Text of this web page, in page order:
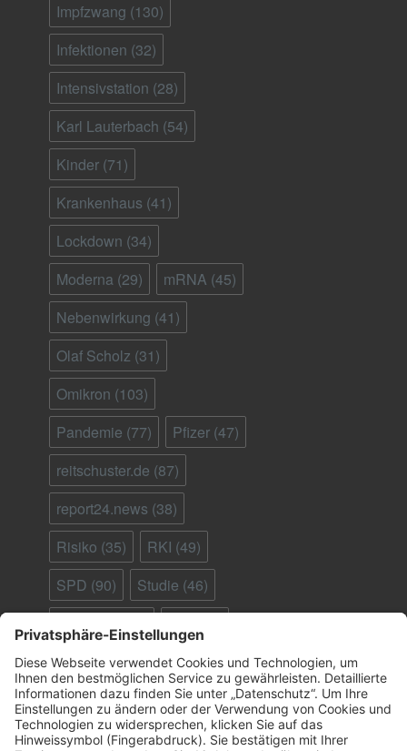
Impfzwang (130)
Infektionen (32)
Intensivstation (28)
Karl Lauterbach (54)
Kinder (71)
Krankenhaus (41)
Lockdown (34)
Moderna (29) mRNA (45)
Nebenwirkung (41)
Olaf Scholz (31)
Omikron (103)
Pandemie (77) Pfizer (47)
reitschuster.de (87)
report24.news (38)
Risiko (35) RKI (49)
SPD (90) Studie (46)
Ungeimpfte(95)
Virus(29) welt.de(33)
WHO(41) Österreich (25)